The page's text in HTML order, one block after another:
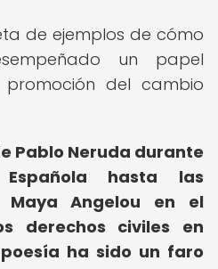
de ejemplos de cómo
un papel
del cambio
Pablo Neruda durante
hasta las
Maya Angelou en el
derechos civiles en
ha sido un faro